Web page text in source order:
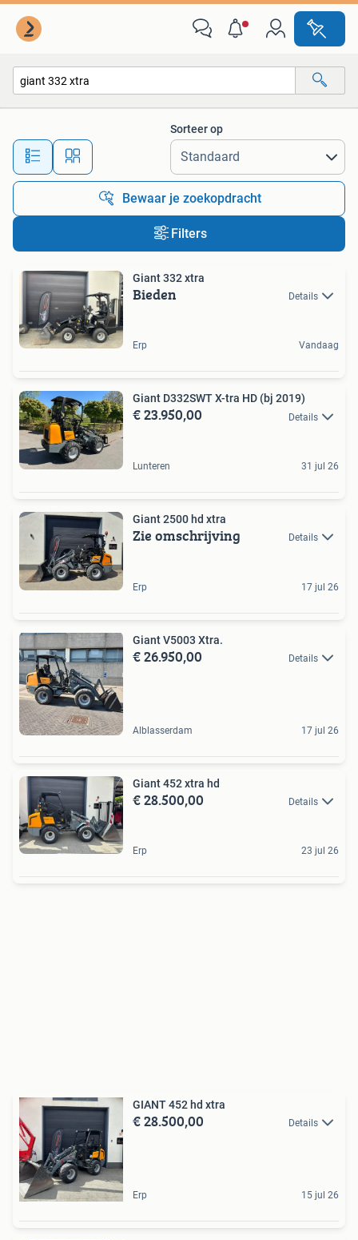
Alle afstanden…
Sorteer op
Bewaar je zoekopdracht
Filters
Giant 332 xtra
Bieden Details
Erp Vandaag
Giant D332SWT X-tra HD (bj 2019)
€ 23.950,00 Details
Lunteren 31 jul 26
Giant 2500 hd xtra
Zie omschrijving Details
Erp 17 jul 26
Giant V5003 Xtra.
€ 26.950,00 Details
Alblasserdam 17 jul 26
Giant 452 xtra hd
€ 28.500,00 Details
Erp 23 jul 26
GIANT 452 hd xtra
€ 28.500,00 Details
Erp 15 jul 26